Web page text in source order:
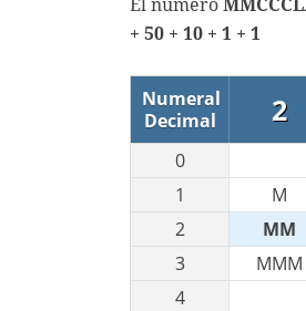
El número
+ 50 + 10 + 1 + 1
Numeral
Decimal
2
0
1
M
2
MM
3
MMM
4